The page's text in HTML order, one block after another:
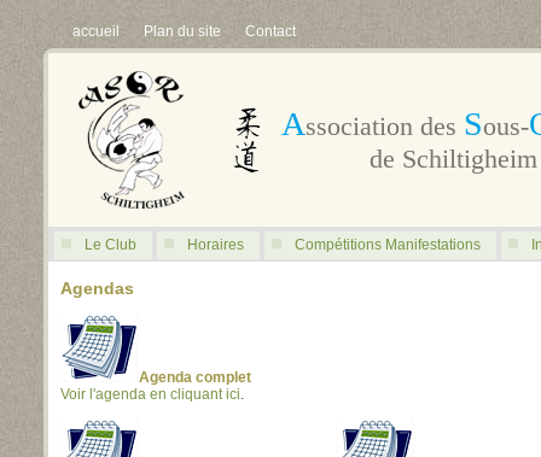
accueil Plan du site Contact
Association des Sous-
de
Le Club Horaires Compétitions Manifestations
Agendas
Agenda complet
Voir l'agenda en cliquant ici.